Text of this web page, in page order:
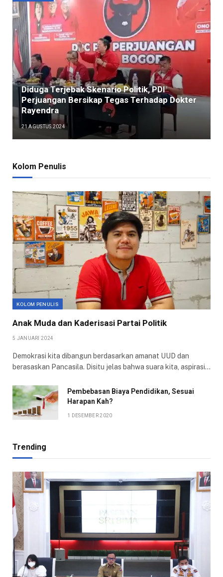
Diduga Terjebak Skenario Politik, PDI
Perjuangan Bersikap Tegas Terhadap Dokter
Rayendra
21 AGUSTUS 2024
Kolom Penulis
KOLOM PENULIS
Anak Muda dan Kaderisasi Partai Politik
5 JANUARI 2024
Demokrasi kita dibangun berdasarkan amanat UUD dan
berasaskan Pancasila. Disitu jelas bahwa suara kita, aspirasi…
Pembebasan Biaya Pendidikan, Sesuai
Harapan Kah?
1 DESEMBER 2020
Trending